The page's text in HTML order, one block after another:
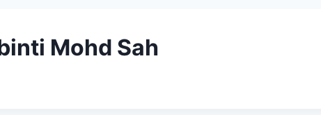
Mohd Sah